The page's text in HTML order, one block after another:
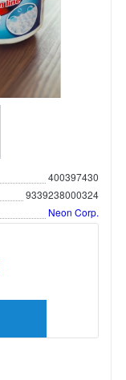
400397430
9339238000324
Neon Corp.